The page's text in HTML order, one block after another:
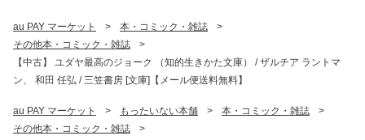
au PAY マーケット > 本・コミック・雑誌
>
その他本・コミック・雑誌
>
【中古】 ユダヤ最高のジョーク （知的生きかた文庫） / ザルチア ラントマ
ン、 和田 任弘 / 三笠書房 [文庫]【メール便送料無料】
au PAY マーケット > もったいない本舗 > 本・コミック・雑誌
>
その他本・コミック・雑誌
>